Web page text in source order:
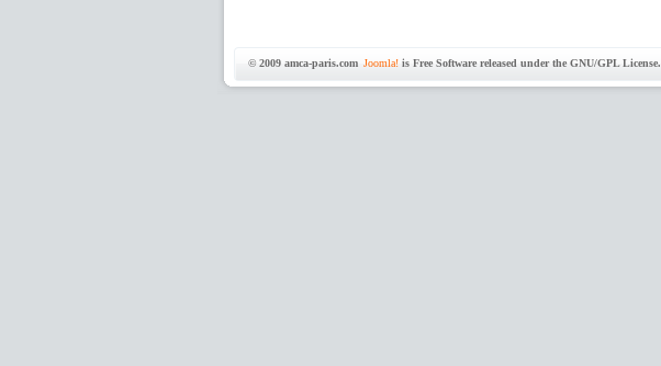
© 2009 amca-paris.com Joomla!is Free Software released under the GNU/GPL License.